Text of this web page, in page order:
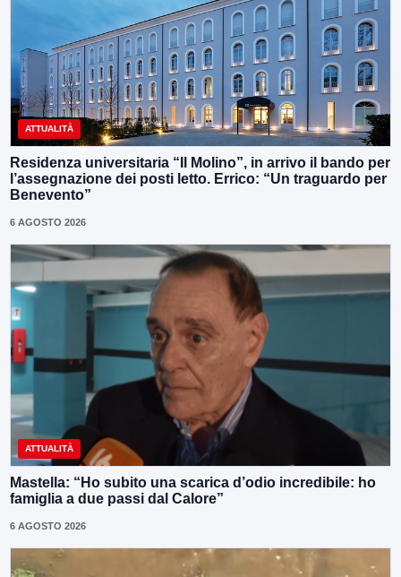
ATTUALITÀ
Residenza universitaria “Il Molino”, in arrivo il bando per
l’assegnazione dei posti letto. Errico: “Un traguardo per
Benevento”
6 AGOSTO 2026
ATTUALITÀ
Mastella: “Ho subito una scarica d’odio incredibile: ho
famiglia a due passi dal Calore”
6 AGOSTO 2026